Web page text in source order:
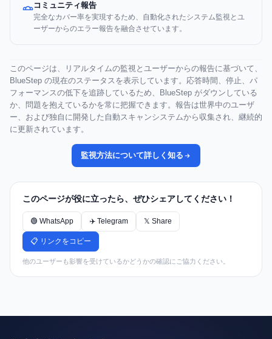
コミュニティ報告
完全なカバー率を実現するため、自動化されたシステム監視とユ
ーザーからのエラー報告を融合させています。
このページは、リアルタイムの監視とユーザーからの報告に基づいて、
BlueStep の現在のステータスを表示しています。応答時間、停止、パ
フォーマンスの低下を追跡しているため、BlueStep がダウンしている
か、問題を抱えているかを常に把握できます。報告は世界中のユーザ
ー、および独自に開発した自動スキャンシステムから収集され、継続的
に更新されています。
監視方法について詳しく知る
このページが役に立ったら、ぜひシェアしてください！
🟢 WhatsApp ✈️ Telegram 𝕏 Share
📋 リンクをコピー
他のユーザーも影響を受けているかどうかの確認にご協力ください。